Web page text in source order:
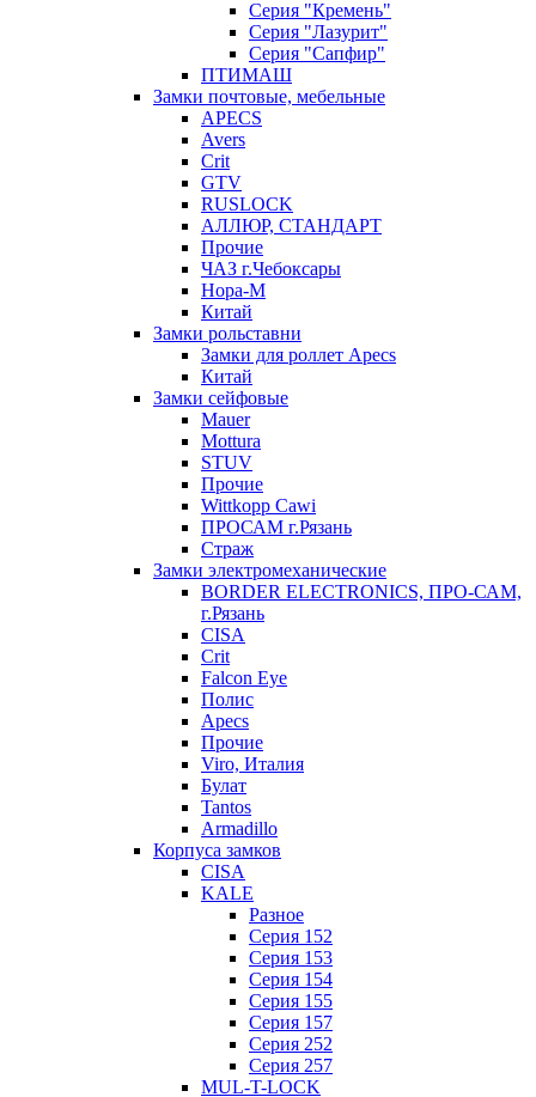
Серия "Кремень"
Серия "Лазурит"
Серия "Сапфир"
ПТИМАШ
Замки почтовые, мебельные
APECS
Avers
Crit
GTV
RUSLOCK
АЛЛЮР, СТАНДАРТ
Прочие
ЧАЗ г.Чебоксары
Нора-М
Китай
Замки рольставни
Замки для роллет Apecs
Китай
Замки сейфовые
Mauer
Mottura
STUV
Прочие
Wittkopp Cawi
ПРОСАМ г.Рязань
Страж
Замки электромеханические
BORDER ELECTRONICS, ПРО-САМ,
г.Рязань
CISA
Crit
Falcon Eye
Полис
Apecs
Прочие
Viro, Италия
Булат
Tantos
Armadillo
Корпуса замков
CISA
KALE
Разное
Серия 152
Серия 153
Серия 154
Серия 155
Серия 157
Серия 252
Серия 257
MUL-T-LOCK